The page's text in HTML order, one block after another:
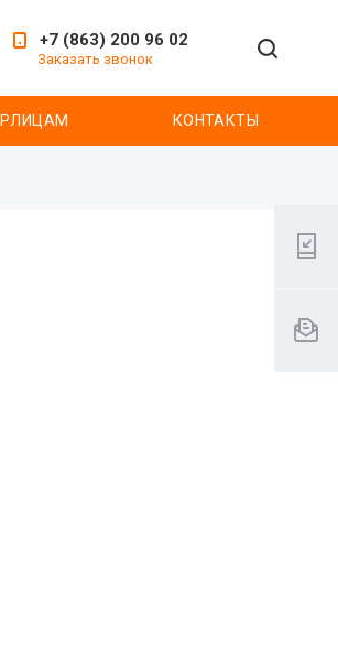
+7 (863) 200 96 02
Заказать звонок
КОНТАКТЫ